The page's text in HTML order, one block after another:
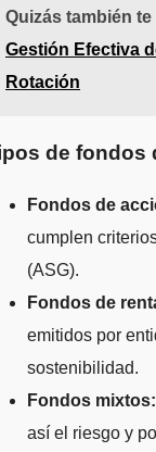
Quizás también
Gestión Efectiva
Rotación
de fondos
Fondos de
cumplen
(ASG).
Fondos de
emitidos por
sostenibilidad.
Fondos mixtos:
así el riesgo y